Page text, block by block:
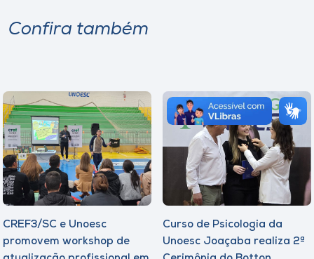
Confira também
CREF3/SC e Unoesc
promovem workshop de
Curso de Psicologia da
Unoesc Joaçaba realiza 2ª